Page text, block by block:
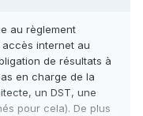
au règlement
internet au
de résultats à
en charge de la
un DST, une
pour cela). De plus